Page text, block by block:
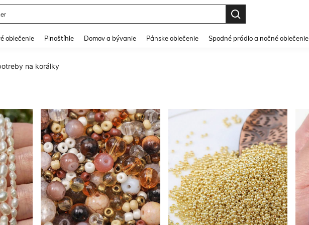
oblečenie Plnoštíhle Domov a bývanie Pánske oblečenie Spodné prádlo a nočné oblečenie
na korálky